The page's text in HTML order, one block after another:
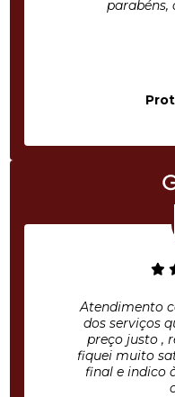
parabéns,
Atendimento
dos serviços
preço justo ,
fiquei muito
final e indico